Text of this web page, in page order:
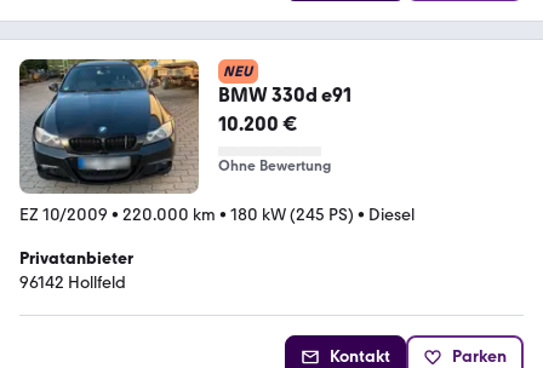
NEU
BMW 330d e91
10.200 €
Ohne Bewertung
EZ 10/2009 • 220.000 km • 180 kW (245 PS) • Diesel
Privatanbieter
96142 Hollfeld
Kontakt Parken